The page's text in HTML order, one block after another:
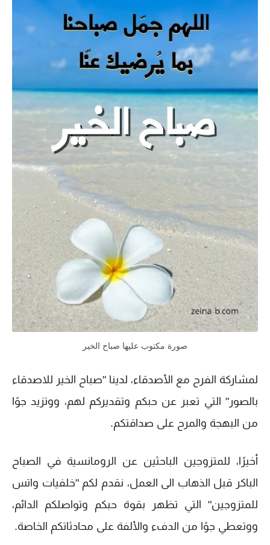
صورة مكتوب عليها صباح الخير
لمشاركة الفرح مع الأصدقاء، لدينا "صباح الخير للاصدقاء
بالصور" التي تعبر عن حبكم وتقديركم لهم، ووتزيد جوًا
من البهجة والمرح على صداقتكم.
أخيرًا، للمتزوجين الباحثين عن الرومانسية في الصباح
الباكر قبل الذهاب الى العمل، نقدم لكم "خلفيات واتس
للمتزوجين" التي تظهر بقوة حبكم وتواصلكم الدائم،
ووتعطي جوًا من الدفء والألفة على محادثاتكم الخاصة.